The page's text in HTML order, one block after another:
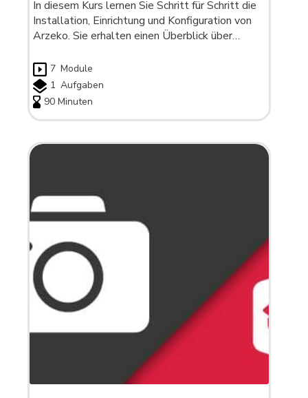
In diesem Kurs lernen Sie Schritt für Schritt die
Installation, Einrichtung und Konfiguration von
Arzeko. Sie erhalten einen Überblick über…
7 Module
1 Aufgaben
90 Minuten